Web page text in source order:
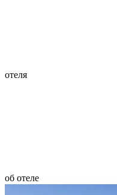
отеля
об отеле